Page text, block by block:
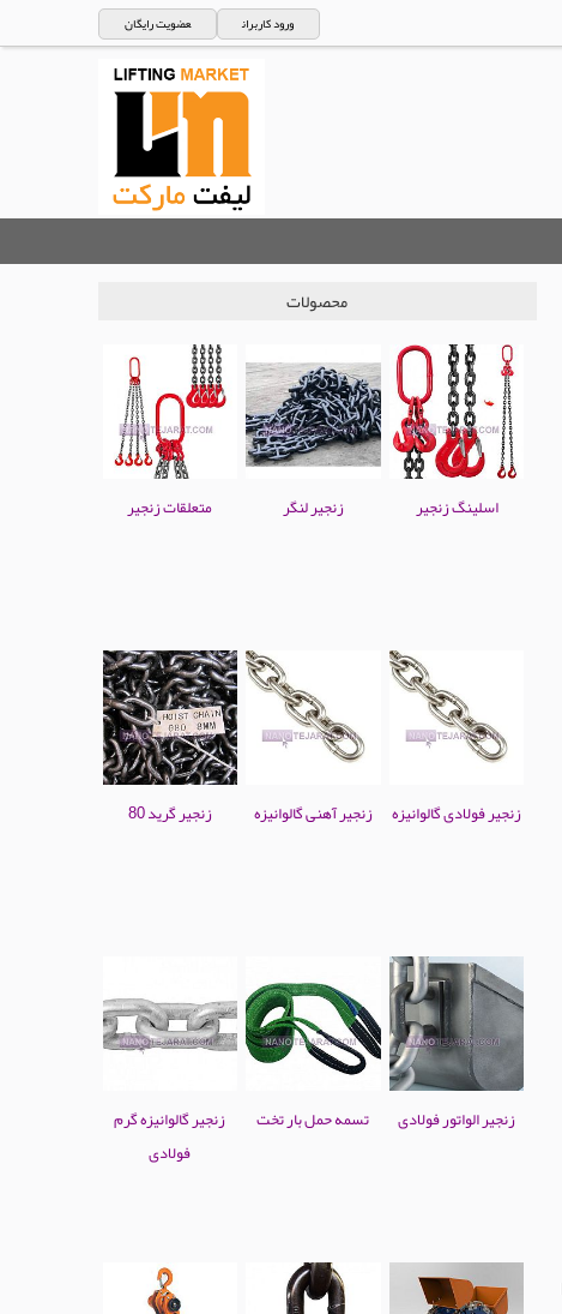
ورود کاربران عضویت رایگان
محصولات
متعلقات زنجیر زنجیر لنگر اسلینگ زنجیر
زنجیر گرید 80 زنجیر آهنی گالوانیزه زنجیر فولادی گالوانیزه
زنجیر گالوانیزه گرم
فولادی
تسمه حمل بار تخت زنجیر الواتور فولادی